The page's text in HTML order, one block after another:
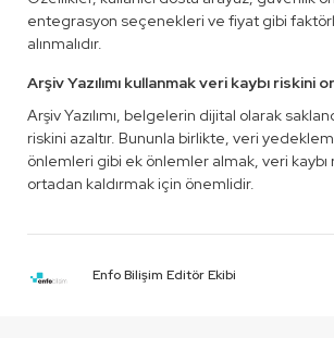
entegrasyon seçenekleri ve fiyat gibi
alınmalıdır.
Arşiv Yazılımı kullanmak veri kaybı riskini
Arşiv Yazılımı, belgelerin dijital olarak
riskini azaltır. Bununla birlikte, veri
önlemleri gibi ek önlemler almak, veri
ortadan kaldırmak için önemlidir.
Enfo Bilişim Editör Ekibi